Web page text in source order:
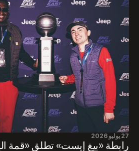
27 يوليو 2026
رابطة «بيغ إيست» تطلق «قمة